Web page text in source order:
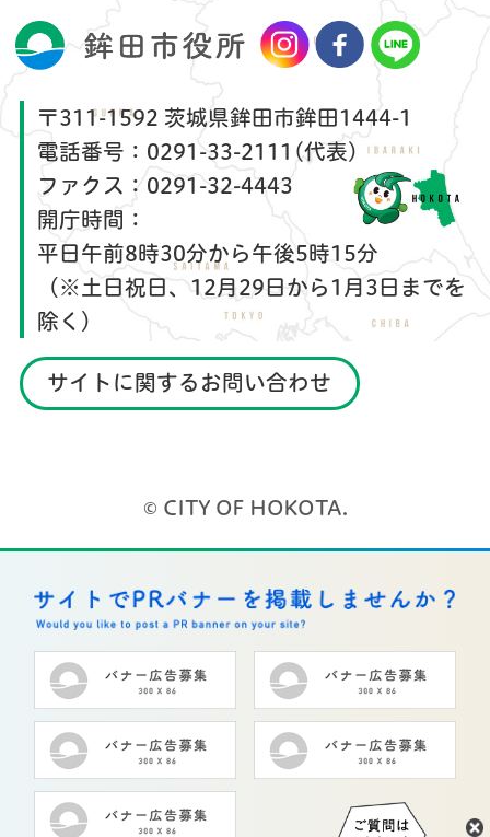
〒311-1592 茨城県鉾田市鉾田1444-1
電話番号： 0291-33-2111(代表)
ファクス： 0291-32-4443
開庁時間：
平日午前8時30分から午後5時15分
（※土日祝日、12月29日から1月3日までを
除く）
サイトに関するお問い合わせ
© CITY OF HOKOTA.